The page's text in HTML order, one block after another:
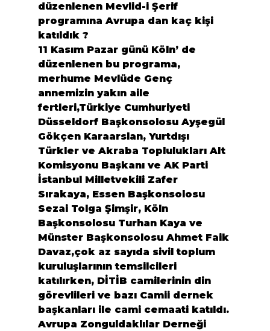
düzenlenen Mevlid-i Şerif
programına Avrupa dan kaç kişi
katıldık ?
11 Kasım Pazar günü Köln’ de
düzenlenen bu programa,
merhume Mevlüde Genç
annemizin yakın aile
fertleri,Türkiye Cumhuriyeti
Düsseldorf Başkonsolosu Ayşegül
Gökçen Karaarslan, Yurtdışı
Türkler ve Akraba Toplulukları Alt
Komisyonu Başkanı ve AK Parti
İstanbul Milletvekili Zafer
Sırakaya, Essen Başkonsolosu
Sezai Tolga Şimşir, Köln
Başkonsolosu Turhan Kaya ve
Münster Başkonsolosu Ahmet Faik
Davaz,çok az sayıda sivil toplum
kuruluşlarının temsilcileri
katılırken, DİTİB camilerinin din
görevlileri ve bazı Camii dernek
başkanları ile cami cemaati katıldı.
Avrupa Zonguldaklılar Derneği